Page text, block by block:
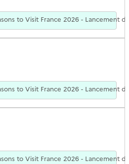
to Visit France 2026 - Lancement
to Visit France 2026 - Lancement
to Visit France 2026 - Lancement